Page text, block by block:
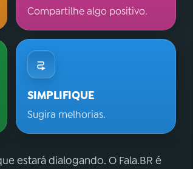
Compartilhe algo positivo.
SIMPLIFIQUE
Sugira melhorias.
estará dialogando. O Fala.BR é